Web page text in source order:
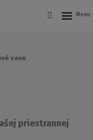
vane
priestrannej